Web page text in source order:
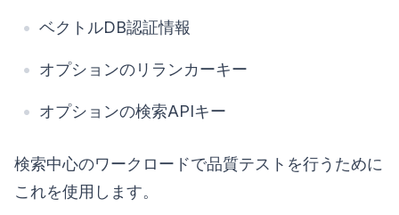
ベクトルDB認証情報
オプションのリランカーキー
オプションの検索APIキー
検索中心のワークロードで品質テストを行うために
これを使用します。